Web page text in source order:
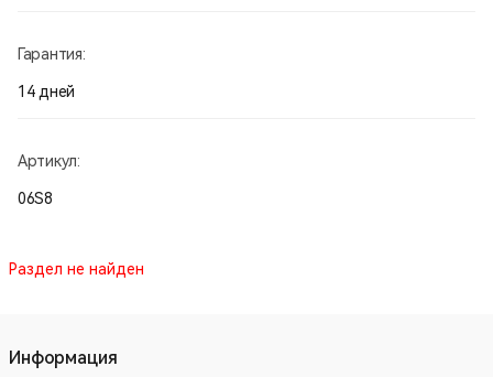
Гарантия:
14 дней
Артикул:
06S8
Раздел не найден
Информация